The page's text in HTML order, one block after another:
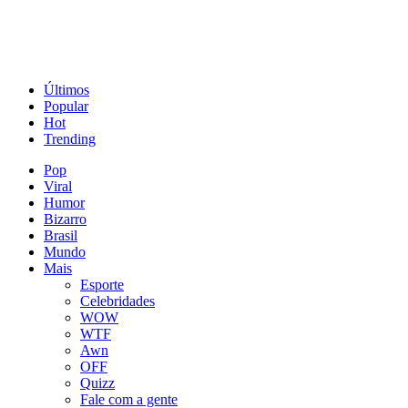
Últimos
Popular
Hot
Trending
Pop
Viral
Humor
Bizarro
Brasil
Mundo
Mais
Esporte
Celebridades
WOW
WTF
Awn
OFF
Quizz
Fale com a gente